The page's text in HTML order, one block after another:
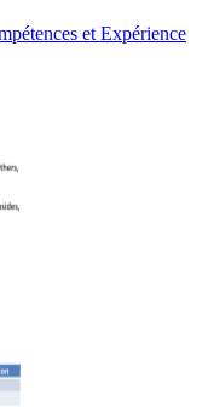
et Expérience